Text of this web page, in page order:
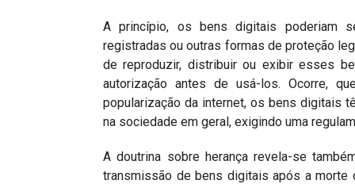
A princípio, os bens digitais poderiam
registradas ou outras formas de proteção
de reproduzir, distribuir ou exibir esses
autorização antes de usá-los. Ocorre,
popularização da internet, os bens digitais
na sociedade em geral, exigindo uma
A doutrina sobre herança revela-se
transmissão de bens digitais após a